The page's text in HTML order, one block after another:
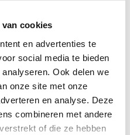
cookies
en advertenties te
social media te bieden
Ook delen we
onze site met onze
en analyse. Deze
combineren met andere
of die ze hebben